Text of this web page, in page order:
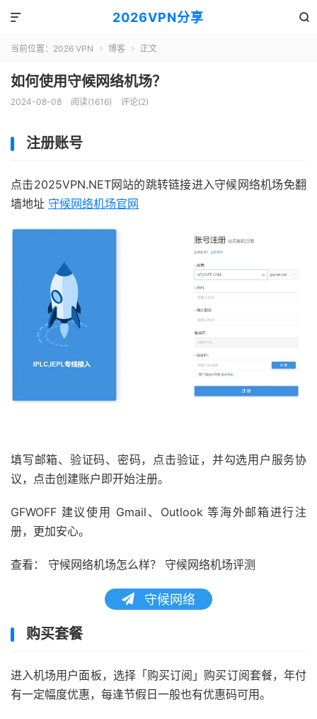
2026VPN分享 

当前位置： 2026 VPN  博客  正文
如何使用守候网络机场？
2024-08-08 阅读(1616) 评论(2)
注册账号
点击2025VPN.NET网站的跳转链接进入守候网络机场免翻
墙地址 守候网络机场官网
填写邮箱、验证码、密码，点击验证，并勾选用户服务协
议，点击创建账户即开始注册。
GFWOFF 建议使用 Gmail、Outlook 等海外邮箱进行注
册，更加安心。
查看： 守候网络机场怎么样？ 守候网络机场评测
守候网络
购买套餐
进入机场用户面板，选择「购买订阅」购买订阅套餐，年付
有一定幅度优惠，每逢节假日一般也有优惠码可用。